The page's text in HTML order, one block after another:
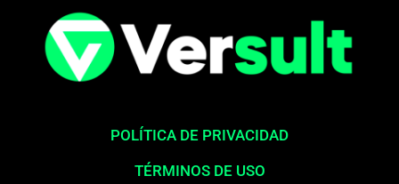
POLÍTICA DE PRIVACIDAD
TÉRMINOS DE USO